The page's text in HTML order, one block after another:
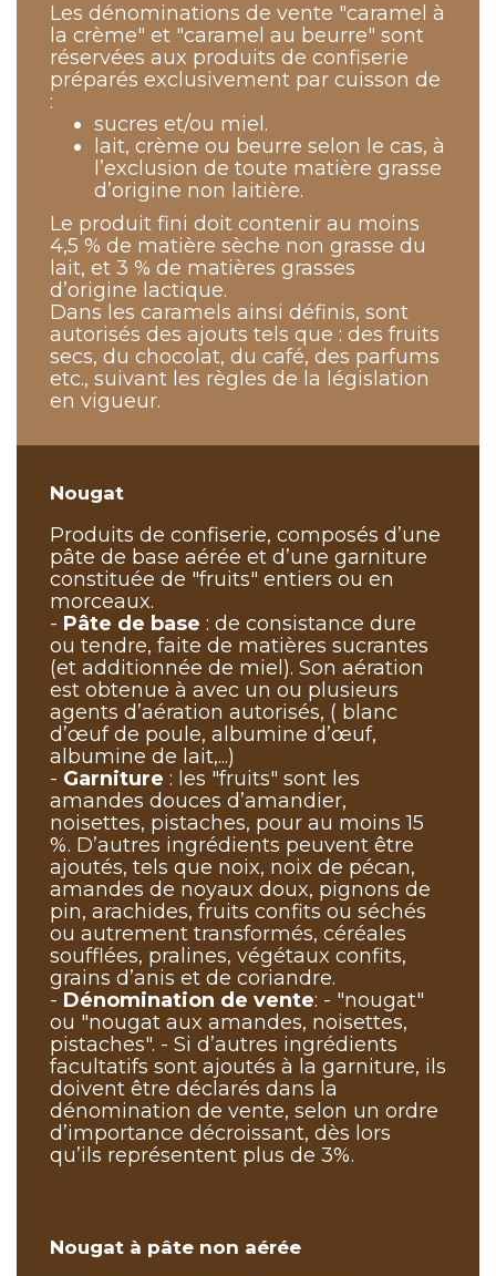
Les dénominations de vente "caramel à
la crème" et "caramel au beurre" sont
réservées aux produits de confiserie
préparés exclusivement par cuisson de
:
sucres et/ou miel.
lait, crème ou beurre selon le cas, à
l’exclusion de toute matière grasse
d’origine non laitière.
Le produit fini doit contenir au moins
4,5 % de matière sèche non grasse du
lait, et 3 % de matières grasses
d’origine lactique.
Dans les caramels ainsi définis, sont
autorisés des ajouts tels que : des fruits
secs, du chocolat, du café, des parfums
etc., suivant les règles de la législation
en vigueur.
Nougat
Produits de confiserie, composés d’une
pâte de base aérée et d’une garniture
constituée de "fruits" entiers ou en
morceaux.
- Pâte de base : de consistance dure
ou tendre, faite de matières sucrantes
(et additionnée de miel). Son aération
est obtenue à avec un ou plusieurs
agents d’aération autorisés, ( blanc
d’œuf de poule, albumine d’œuf,
albumine de lait,...)
- Garniture : les "fruits" sont les
amandes douces d’amandier,
noisettes, pistaches, pour au moins 15
%. D’autres ingrédients peuvent être
ajoutés, tels que noix, noix de pécan,
amandes de noyaux doux, pignons de
pin, arachides, fruits confits ou séchés
ou autrement transformés, céréales
soufflées, pralines, végétaux confits,
grains d’anis et de coriandre.
- Dénomination de vente: - "nougat"
ou "nougat aux amandes, noisettes,
pistaches". - Si d’autres ingrédients
facultatifs sont ajoutés à la garniture, ils
doivent être déclarés dans la
dénomination de vente, selon un ordre
d’importance décroissant, dès lors
qu’ils représentent plus de 3%.
Nougat à pâte non aérée